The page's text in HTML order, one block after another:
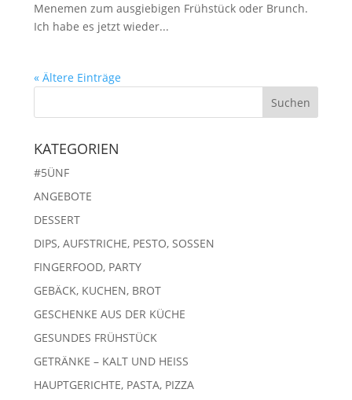
Menemen zum ausgiebigen Frühstück oder Brunch.
Ich habe es jetzt wieder...
« Ältere Einträge
KATEGORIEN
#5ÜNF
ANGEBOTE
DESSERT
DIPS, AUFSTRICHE, PESTO, SOSSEN
FINGERFOOD, PARTY
GEBÄCK, KUCHEN, BROT
GESCHENKE AUS DER KÜCHE
GESUNDES FRÜHSTÜCK
GETRÄNKE – KALT UND HEISS
HAUPTGERICHTE, PASTA, PIZZA